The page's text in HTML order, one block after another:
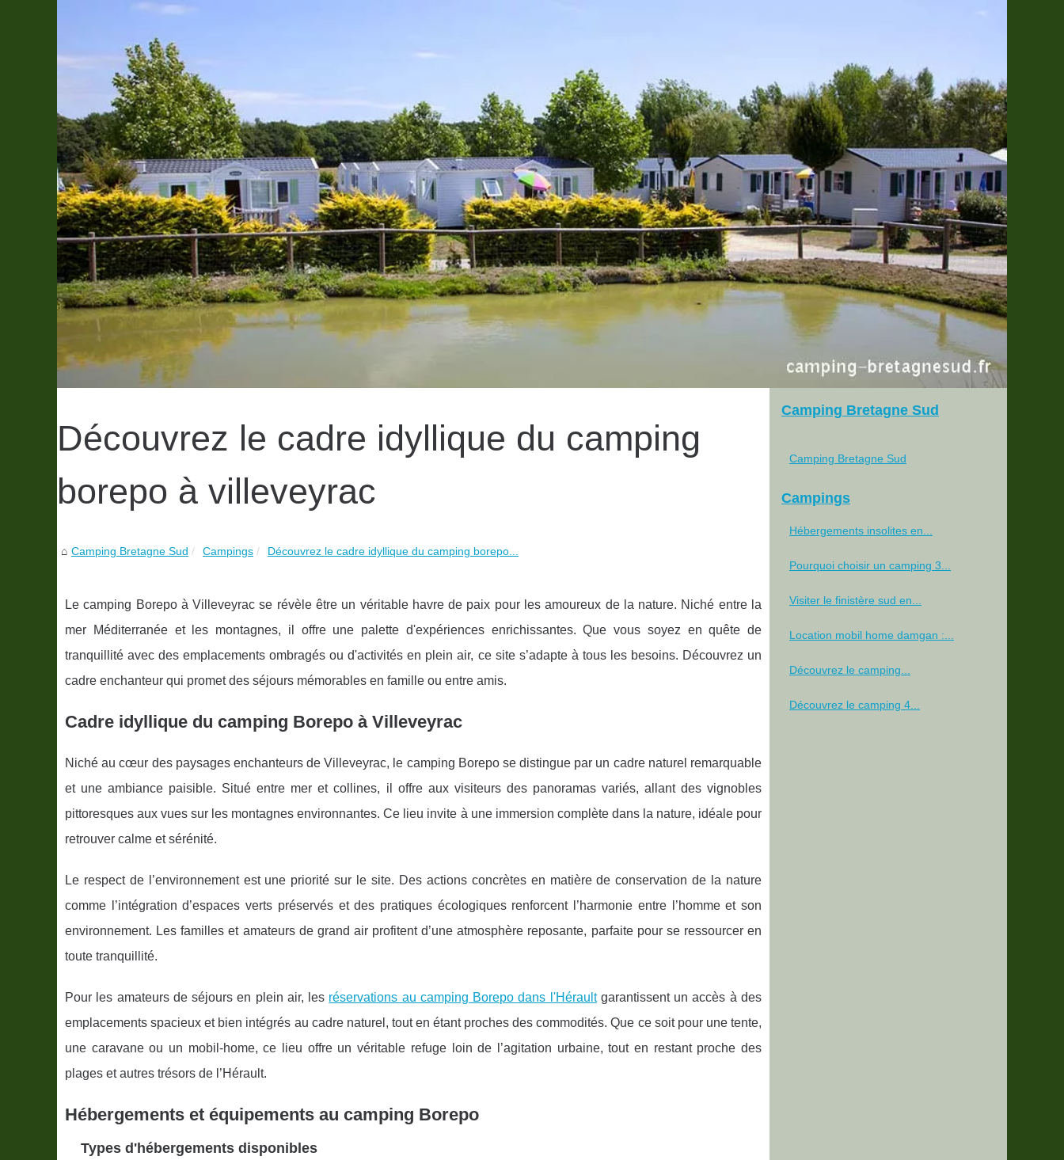
Découvrez le cadre idyllique du camping
borepo à villeveyrac
Camping Bretagne Sud Campings Découvrez le cadre idyllique du camping borepo...
Le camping Borepo à Villeveyrac se révèle être un véritable havre de paix pour les amoureux de la nature. Niché entre la
mer Méditerranée et les montagnes, il offre une palette d'expériences enrichissantes. Que vous soyez en quête de
tranquillité avec des emplacements ombragés ou d'activités en plein air, ce site s’adapte à tous les besoins. Découvrez un
cadre enchanteur qui promet des séjours mémorables en famille ou entre amis.
Cadre idyllique du camping Borepo à Villeveyrac
Niché au cœur des paysages enchanteurs de Villeveyrac, le camping Borepo se distingue par un cadre naturel remarquable
et une ambiance paisible. Situé entre meret collines, il offre aux visiteurs des panoramas variés, allant des vignobles
pittoresques aux vues sur les montagnes environnantes. Ce lieu invite à une immersion complète dans la nature, idéale pour
retrouver calme et sérénité.
Le respect de l’environnement est une priorité sur le site. Des actions concrètes en matière de conservation de la nature
comme l’intégration d’espaces verts préservés et des pratiques écologiques renforcent l’harmonie entre l’homme et son
environnement. Les familles et amateurs de grand air profitent d’une atmosphère reposante, parfaite pour se ressourcer en
toute tranquillité.
Pour les amateurs de séjours en plein air, les réservations au camping Borepo dans l'Héraultgarantissent un accès à des
emplacements spacieux et bien intégrés au cadre naturel, tout en étant proches des commodités. Que ce soit pour une tente,
une caravane ou un mobil-home, ce lieu offre un véritable refuge loin de l’agitation urbaine, tout en restant proche des
plages et autres trésors de l’Hérault.
Hébergements et équipements au camping Borepo
Types d'hébergements disponibles
Camping Bretagne Sud
Camping Bretagne Sud
Campings
Hébergements insolites en...
Pourquoi choisir un camping 3...
Visiter le finistère sud en...
Location mobil home damgan :...
Découvrez le camping...
Découvrez le camping 4...